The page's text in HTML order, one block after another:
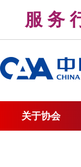
服
关于协会